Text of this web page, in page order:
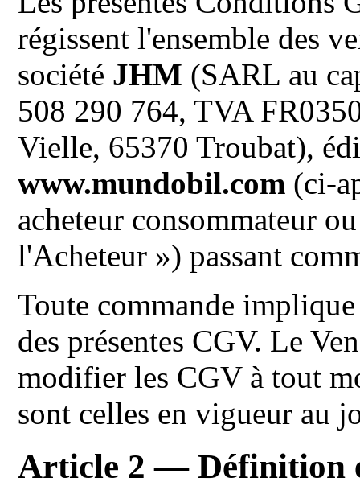
régissent l'ensemble des
société JHM (SARL au
508 290 764, TVA
Vielle, 65370 Troubat),
www.mundobil.com (ci-
acheteur consommateur
l'Acheteur ») passant
Toute commande
des présentes CGV. Le
modifier les CGV à tout
sont celles en vigueur au
Article 2 — Définition